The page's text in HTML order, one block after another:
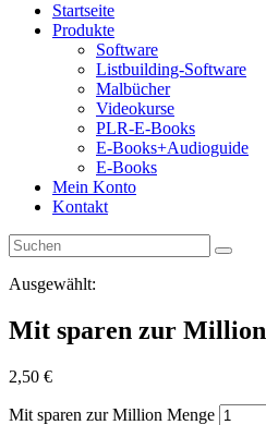
Startseite
Produkte
Software
Listbuilding-Software
Malbücher
Videokurse
PLR-E-Books
E-Books+Audioguide
E-Books
Mein Konto
Kontakt
Ausgewählt:
Mit sparen zur Million
2,50 €
Mit sparen zur Million Menge